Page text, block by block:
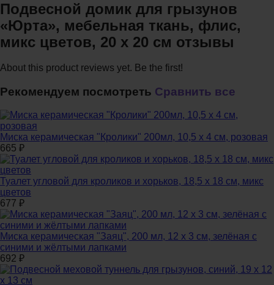
Подвесной домик для грызунов
«Юрта», мебельная ткань, флис,
микс цветов, 20 х 20 см отзывы
About this product reviews yet. Be the first!
Рекомендуем посмотреть Сравнить все
Миска керамическая "Кролики" 200мл, 10,5 х 4 см, розовая
665 ₽
Туалет угловой для кроликов и хорьков, 18,5 х 18 см, микс
цветов
677 ₽
Миска керамическая "Заяц", 200 мл, 12 x 3 cм, зелёная с
синими и жёлтыми лапками
692 ₽